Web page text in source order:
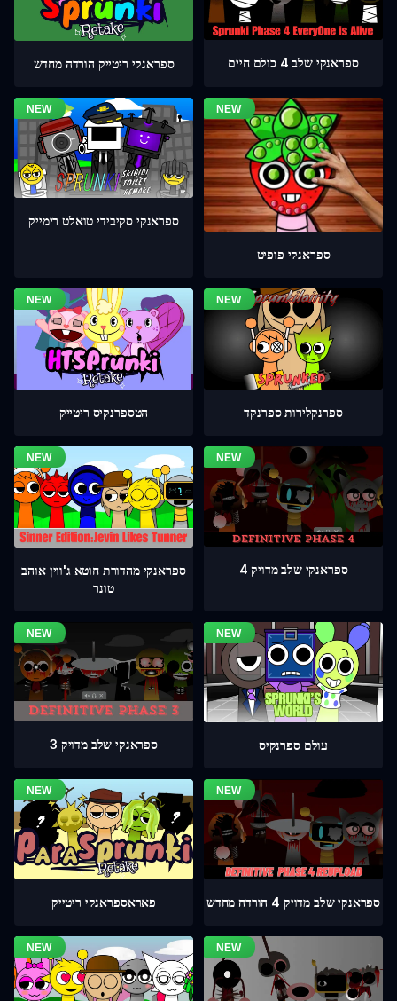
ספראנקי ריטייק הורדה מחדש ספראנקי שלב 4 כולם חיים
ספראנקי סקיבידי טואלט רימייק
ספראנקי פופיט
הטספרנקיס ריטייק ספרנקלירות ספרנקד
ספראנקי מהדורת חוטא ג'ווין אוהב
טונר
ספראנקי שלב מדויק 4
ספראנקי שלב מדויק 3 עולם ספרנקיס
פאראספראנקי ריטייק ספראנקי שלב מדויק 4 הורדה מחדש